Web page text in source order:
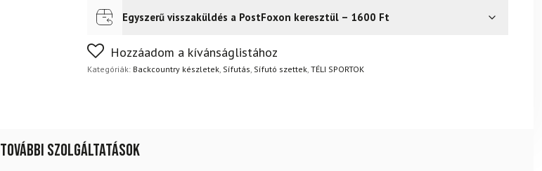
Alpina
Discoverer
csizma
+
Futár a címreIngyenes
Egyszerű visszaküldés a PostFoxon keresztül – 1600 Ft
Nem biztos a választásában? Semmi gond – a terméket egyszerűen visszaküldheti 14
napon belül, indoklás nélkül.Mik a visszaküldés feltételei?
Hozzáadom a kívánságlistához
Kategóriák: Backcountry készletek, Sífutás Sífutó szettek, TÉLI SPORTOK
További szolgáltatások